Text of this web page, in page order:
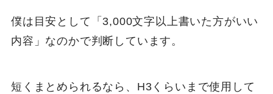
僕は目安として「3,000文字以上書いた方がいい
内容」なのかで判断しています。
短くまとめられるなら、H3くらいまで使用して